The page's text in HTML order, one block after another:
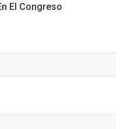
El Congreso